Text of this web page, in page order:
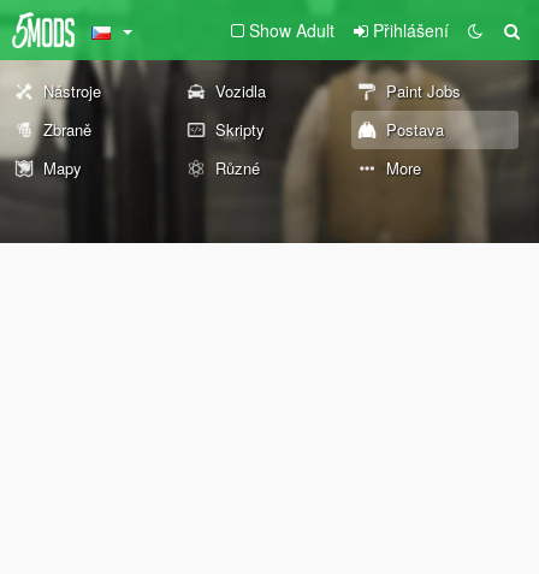
Show Adult Přihlášení
Nástroje Vozidla
Paint Jobs
Zbraně
Skripty
Postava
Mapy
Různé More